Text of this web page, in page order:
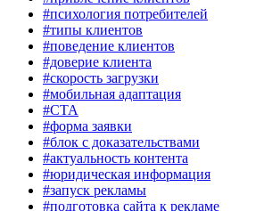
#психология потребителей
#типы клиентов
#поведение клиентов
#доверие клиента
#скорость загрузки
#мобильная адаптация
#CTA
#форма заявки
#блок с доказательствами
#актуальность контента
#юридическая информация
#запуск рекламы
#подготовка сайта к рекламе